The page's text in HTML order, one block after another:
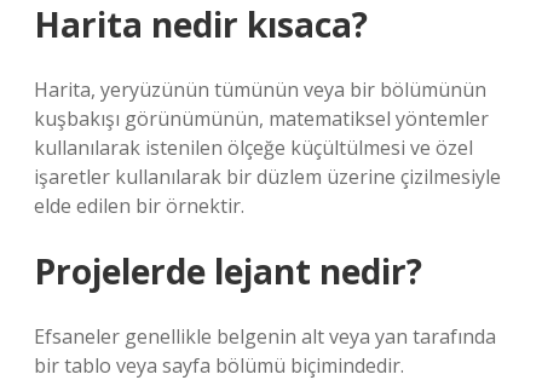
Harita nedir kısaca?
Harita, yeryüzünün tümünün veya bir bölümünün
kuşbakışı görünümünün, matematiksel yöntemler
kullanılarak istenilen ölçeğe küçültülmesi ve özel
işaretler kullanılarak bir düzlem üzerine çizilmesiyle
elde edilen bir örnektir.
Projelerde lejant nedir?
Efsaneler genellikle belgenin alt veya yan tarafında
bir tablo veya sayfa bölümü biçimindedir.